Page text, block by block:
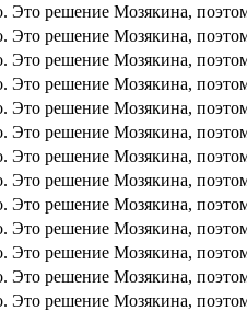
Это решение Мозякина,
Это решение Мозякина,
Это решение Мозякина,
Это решение Мозякина,
Это решение Мозякина,
Это решение Мозякина,
Это решение Мозякина,
Это решение Мозякина,
Это решение Мозякина,
Это решение Мозякина,
Это решение Мозякина,
Это решение Мозякина,
Это решение Мозякина,